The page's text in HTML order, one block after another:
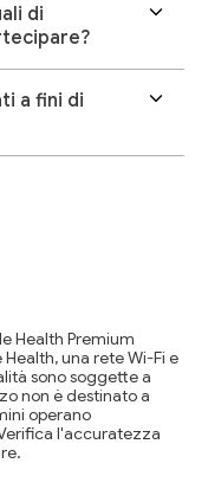
di
a fini di
Health Premium
una rete Wi-Fi e
sono soggette a
non è destinato a
operano
l'accuratezza